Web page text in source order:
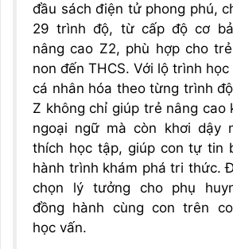
đầu sách điện tử phong phú,
29 trình độ, từ cấp độ cơ
nâng cao Z2, phù hợp cho
non đến THCS. Với lộ trình
cá nhân hóa theo từng trình
Z không chỉ giúp trẻ nâng cao
ngoại ngữ mà còn khơi dậy
thích học tập, giúp con tự tin
hành trình khám phá tri thức.
chọn lý tưởng cho phụ
đồng hành cùng con trên
học vấn.